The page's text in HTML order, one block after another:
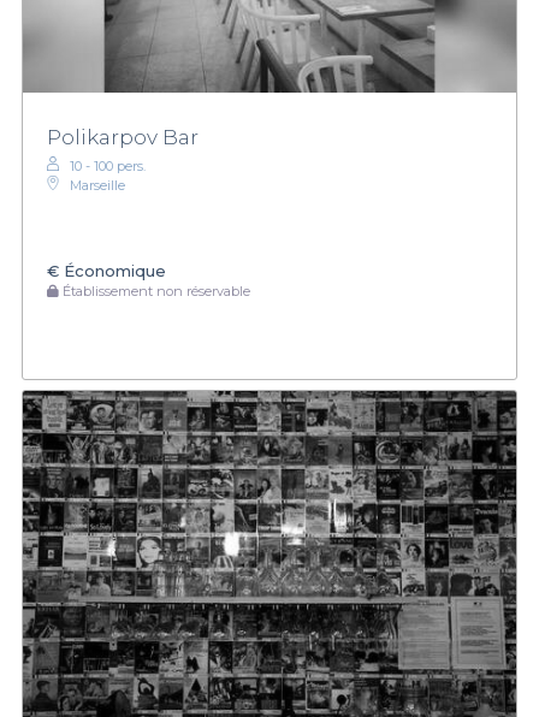
Polikarpov Bar
10 - 100 pers.
Marseille
€ Économique
Établissement non réservable